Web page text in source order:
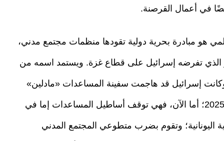
في أعمال القرصنة.
هو مبادرة بحرية دولية تقودها منظمات مجتمع مدني،
بهدف كسر الحصار الذي تفرضه إسرائيل على قطاع غزة. ويستمد اسمه من
وكانت إسرائيل قد هاجمت سفينة المساعدات «مادلين»
في يونيو 2025، ثم هاجمت سفينة أخرى في يوليو 2025؛ أما الآن، فهي توقف أساطيل المساعدات إما في
اليونانية؛ وتقوم بضرب متطوعي المجتمع المدني